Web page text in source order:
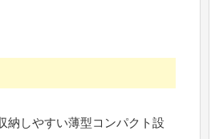
納しやすい薄型コンパクト設